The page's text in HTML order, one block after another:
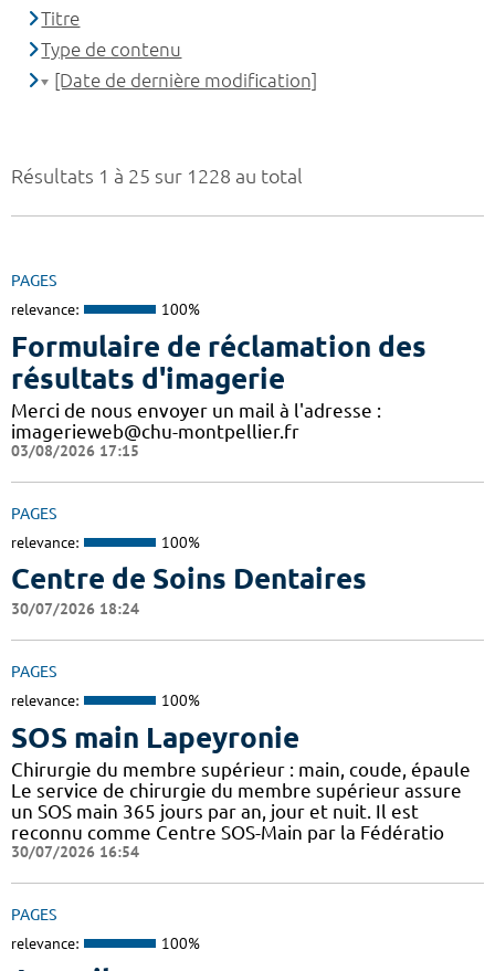
Résultats 1 à 25 sur 1228 au total
PAGES
relevance: 100%
Formulaire de réclamation des
résultats d'imagerie
Merci de nous envoyer un mail à l'adresse :
imagerieweb@chu-montpellier.fr
03/08/2026 17:15
PAGES
relevance: 100%
Centre de Soins Dentaires
30/07/2026 18:24
PAGES
relevance: 100%
SOS main Lapeyronie
Chirurgie du membre supérieur : main, coude, épaule
Le service de chirurgie du membre supérieur assure
un SOS main 365 jours par an, jour et nuit. Il est
reconnu comme Centre SOS-Main par la Fédératio
30/07/2026 16:54
PAGES
relevance: 100%
Titre
Type de contenu
[Date de dernière modification]